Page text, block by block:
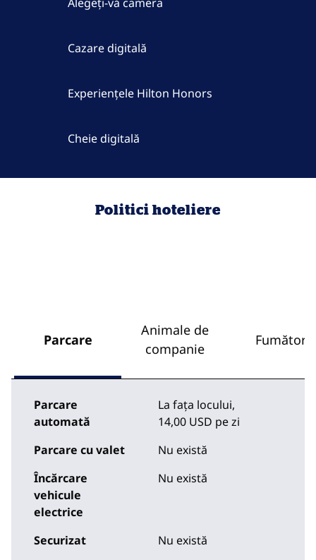
Cazare digitală
Experiențele Hilton Honors
Cheie digitală
Politici hoteliere
Parcare
Animale de
companie
Fumători
Parcare
automată
La fața locului,
14,00 USD pe zi
Parcare cu valet
Nu există
Încărcare
vehicule
electrice
Nu există
Securizat
Nu există